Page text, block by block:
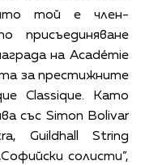
той е член-
присъединяване
на Académie
за престижните
Classique. Като
със Simon Bolivar
Guildhall String
солисти”,